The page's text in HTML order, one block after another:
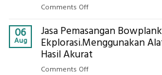
Eksplorasi
Pastikan
Pondasi
Kokoh
Comments Offon
Cooler
Berbasis
Limbah
06
Aug
Jasa Pemasangan
Ekplorasi.Menggunakan
Hasil Akurat
Comments Offon